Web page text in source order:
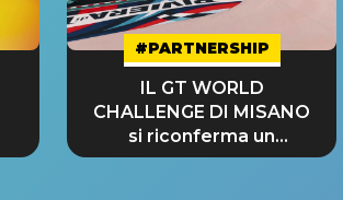
#PARTNERSHIP
IL GT WORLD
CHALLENGE DI MISANO
si riconferma un
GRANDE SUCCESSO!